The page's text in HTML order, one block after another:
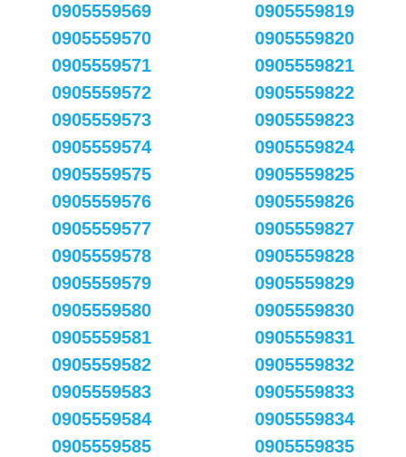
0905559569
0905559570
0905559571
0905559572
0905559573
0905559574
0905559575
0905559576
0905559577
0905559578
0905559579
0905559580
0905559581
0905559582
0905559583
0905559584
0905559585
0905559819
0905559820
0905559821
0905559822
0905559823
0905559824
0905559825
0905559826
0905559827
0905559828
0905559829
0905559830
0905559831
0905559832
0905559833
0905559834
0905559835